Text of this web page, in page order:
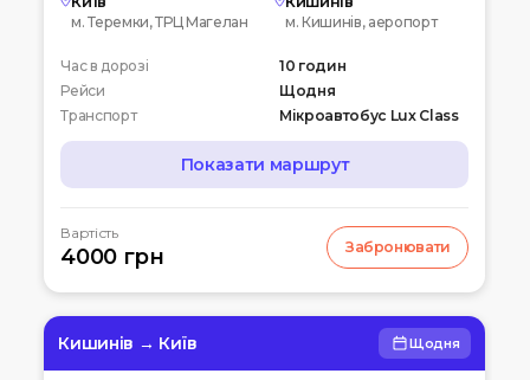
м. Теремки, ТРЦ Магелан м. Кишинів, аеропорт
Транспорт Мікроавтобус Lux Class
Час в дорозі
10 годин
Рейси
Щодня
Показати маршрут
07:00 Чернігів
Автостанція
10:00Київ
Вокзальна пл. 4
Вартість
4000 грн Забронювати
Кишинів → Київ Щодня